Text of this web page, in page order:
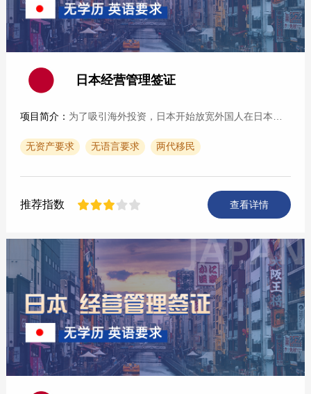
日本经营管理签证
项目简介： 为了吸引海外投资，日本开始放宽外国人在日本创业的限制。外国人在日本投资一定额度（500万日元以上）开办公司就可以申请经营管理签证。在取得经营管理签证以后，即可取得日···
无资产要求 无语言要求 两代移民
推荐指数 查看详情